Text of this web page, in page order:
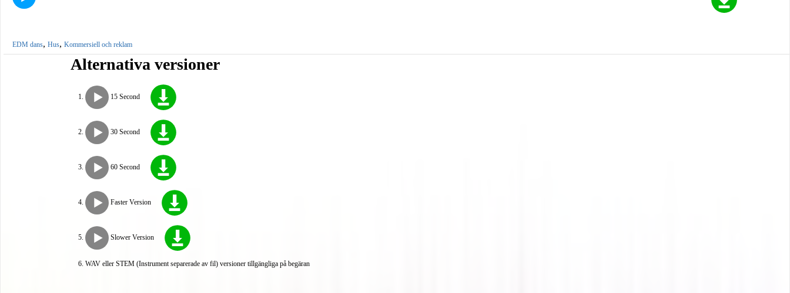
EDM dans, Hus, Kommersiell och reklam
Alternativa versioner
15 Second
30 Second
60 Second
Faster Version
Slower Version
WAV eller STEM (Instrument separerade av fil) versioner tillgängliga på begäran